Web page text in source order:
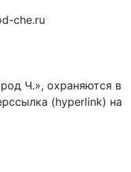
che.ru
Ч.», охраняются в
(hyperlink) на